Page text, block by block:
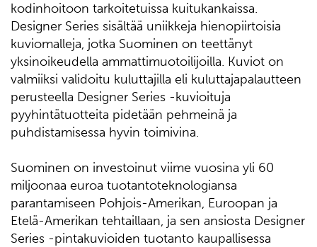
kodinhoitoon tarkoitetuissa kuitukankaissa.
Designer Series sisältää uniikkeja hienopiirtoisia
kuviomalleja, jotka Suominen on teettänyt
yksinoikeudella ammattimuotoilijoilla. Kuviot on
valmiiksi validoitu kuluttajilla eli kuluttajapalautteen
perusteella Designer Series -kuvioituja
pyyhintätuotteita pidetään pehmeinä ja
puhdistamisessa hyvin toimivina.
Suominen on investoinut viime vuosina yli 60
miljoonaa euroa tuotantoteknologiansa
parantamiseen Pohjois-Amerikan, Euroopan ja
Etelä-Amerikan tehtaillaan, ja sen ansiosta Designer
Series -pintakuvioiden tuotanto kaupallisessa